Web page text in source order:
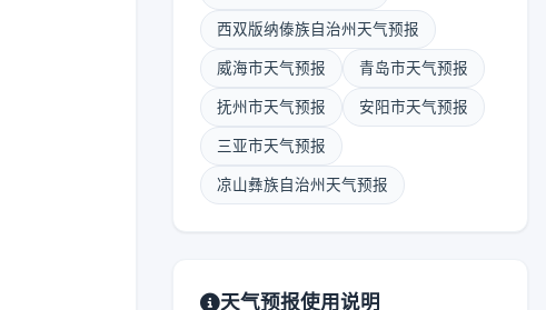
西双版纳傣族自治州天气预报
威海市天气预报 青岛市天气预报
抚州市天气预报 安阳市天气预报
三亚市天气预报
凉山彝族自治州天气预报
天气预报使用说明